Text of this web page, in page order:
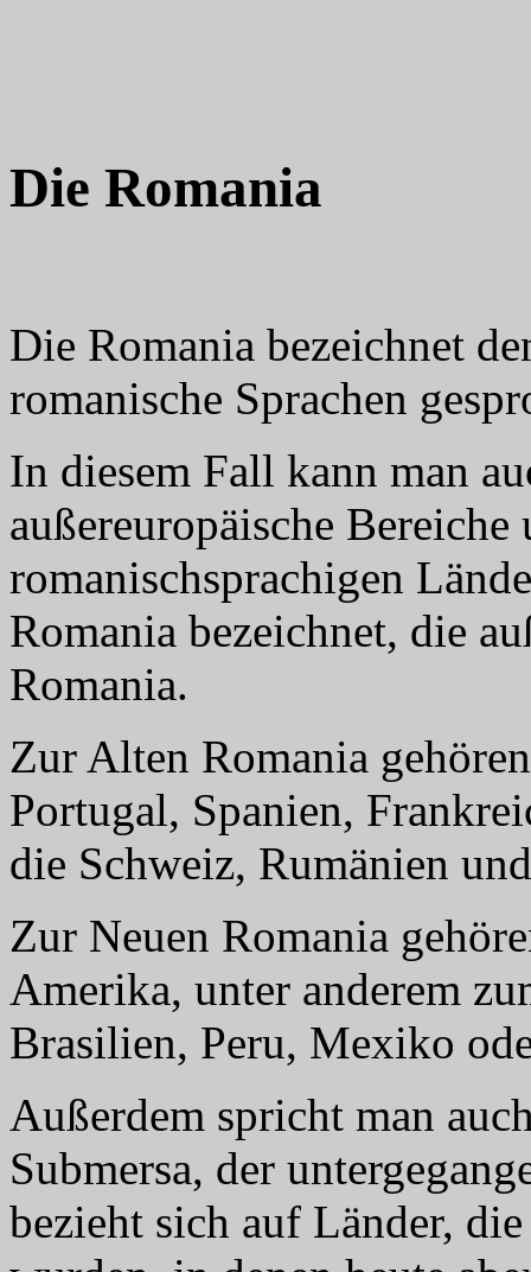
Die Romania
Die Romania bezeichnet
romanische Sprachen
In diesem Fall kann man
außereuropäische
romanischsprachigen
Romania bezeichnet, die
Romania.
Zur Alten Romania
Portugal, Spanien,
die Schweiz, Rumänien
Zur Neuen Romania
Amerika, unter anderem
Brasilien, Peru, Mexiko
Außerdem spricht man
Submersa, der
bezieht sich auf Länder,